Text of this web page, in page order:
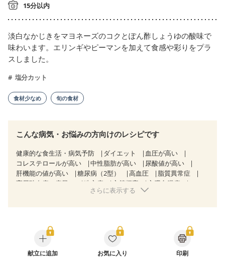
15分以内
淡白なかじきをマヨネーズのコクとぽん酢しょうゆの酸味で
味わいます。エリンギやピーマンを加えて食感や彩りをプラ
スしました。
塩分カット
食材少なめ 旬の食材
こんな病気・お悩みの方向けのレシピです
健康的な食生活・病気予防 ダイエット
血圧が高い
コレステロールが高い
中性脂肪が高い
尿酸値が高い
肝機能の値が高い
糖尿病（2型） 高血圧
脂質異常症
高尿酸血症（痛風）
狭心症 心筋梗塞
心臓弁膜症
非アルコール性脂肪肝
乳がん（抗がん剤治療中）
乳がん（ホルモン療法中）
乳がん（放射線治療中）
乳がん治療を終えた方・経過観察中の方など
産後（母乳）
さらに表示する
献立に追加 お気に入り 印刷